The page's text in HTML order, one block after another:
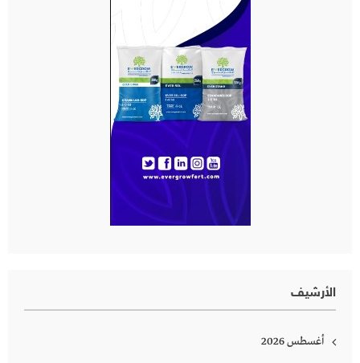
الأرشيف
أغسطس 2026